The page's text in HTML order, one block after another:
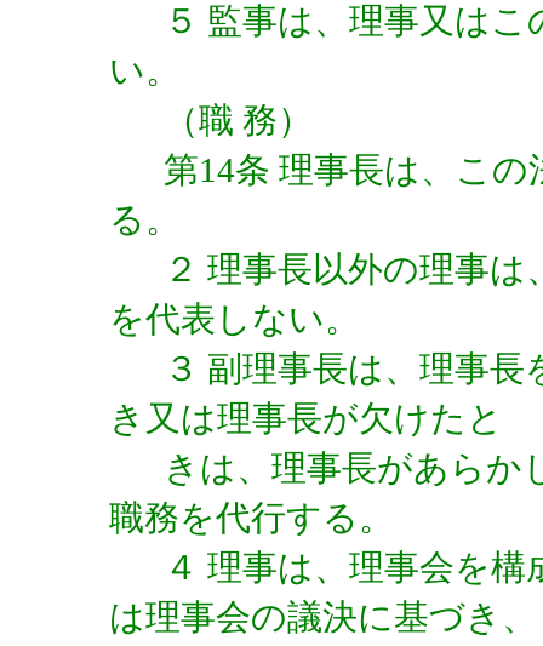
５ 監事は、理事又は
い。
（職 務）
第14条 理事長は、こ
る。
２ 理事長以外の理事
を代表しない。
３ 副理事長は、理事
き又は理事長が欠けたと
きは、理事長があらか
職務を代行する。
４ 理事は、理事会を
は理事会の議決に基づき、